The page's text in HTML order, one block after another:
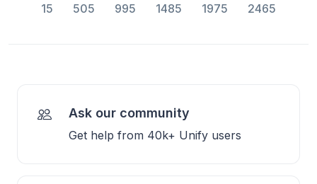
15 505 995 1485 1975 2465
Ask our community
Get help from 40k+ Unify users